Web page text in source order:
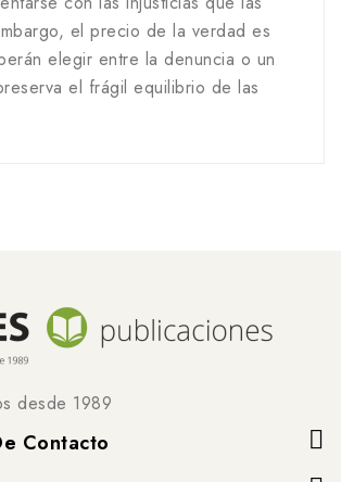
el precio de la verdad es
elegir entre la denuncia o un
el frágil equilibrio de las
desde 1989
Contacto